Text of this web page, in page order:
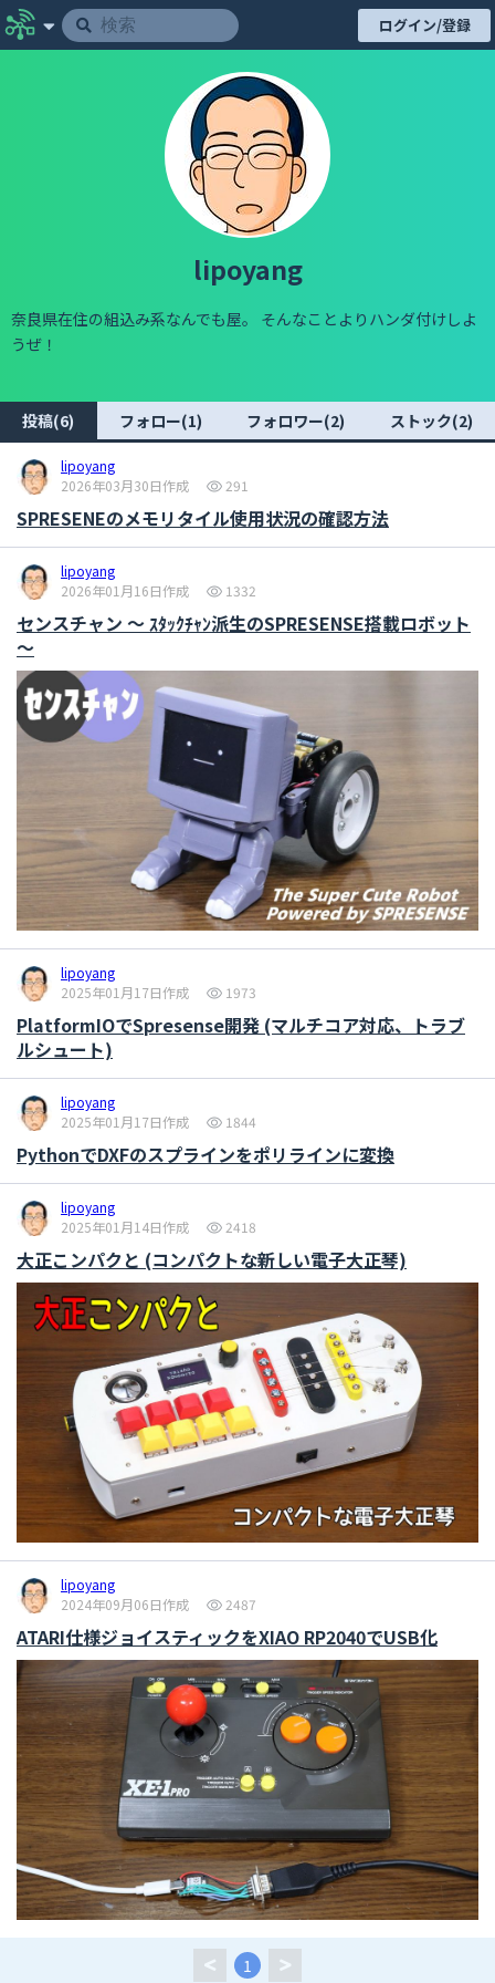
ログイン/登録
lipoyang
奈良県在住の組込み系なんでも屋。 そんなことよりハンダ付けしよ
うぜ！
投稿(6) フォロー(1) フォロワー(2) ストック(2)
lipoyang
2026年03月30日作成
291
SPRESENEのメモリタイル使用状況の確認方法
lipoyang
2026年01月16日作成
1332
センスチャン ～ ｽﾀｯｸﾁｬﾝ派生のSPRESENSE搭載ロボット
～
lipoyang
2025年01月17日作成
1973
PlatformIOでSpresense開発 (マルチコア対応、トラブ
ルシュート)
lipoyang
2025年01月17日作成
1844
PythonでDXFのスプラインをポリラインに変換
lipoyang
2025年01月14日作成
2418
大正こンパクと (コンパクトな新しい電子大正琴)
lipoyang
2024年09月06日作成
2487
ATARI仕様ジョイスティックをXIAO RP2040でUSB化
1